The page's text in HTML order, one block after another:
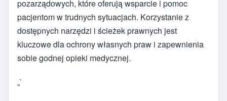
pozarządowych, które oferują wsparcie i pomoc
pacjentom w trudnych sytuacjach. Korzystanie z
dostępnych narzędzi i ścieżek prawnych jest
kluczowe dla ochrony własnych praw i zapewnienia
sobie godnej opieki medycznej.
„`